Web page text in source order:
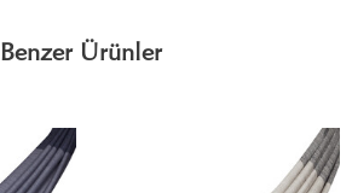
Benzer Ürünler